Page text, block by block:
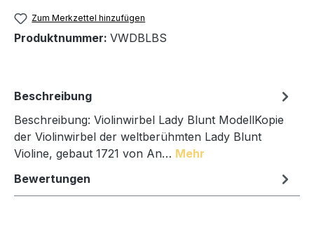
Zum Merkzettel hinzufügen
Produktnummer: VWDBLBS
Beschreibung
Beschreibung: Violinwirbel Lady Blunt ModellKopie
der Violinwirbel der weltberühmten Lady Blunt
Violine, gebaut 1721 von An… Mehr
Bewertungen